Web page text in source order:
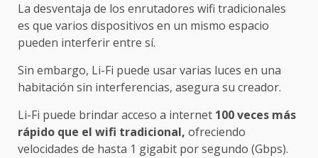
La desventaja de los enrutadores wifi tradicionales
es que varios dispositivos en un mismo espacio
pueden interferir entre sí.
Sin embargo, Li-Fi puede usar varias luces en una
habitación sin interferencias, asegura su creador.
Li-Fi puede brindar acceso a internet 100 veces más
rápido que el wifi tradicional, ofreciendo
velocidades de hasta 1 gigabit por segundo (Gbps).